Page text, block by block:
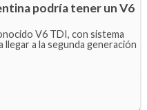
podría tener un V6
V6 TDI, con sistema
llegar a la segunda generación